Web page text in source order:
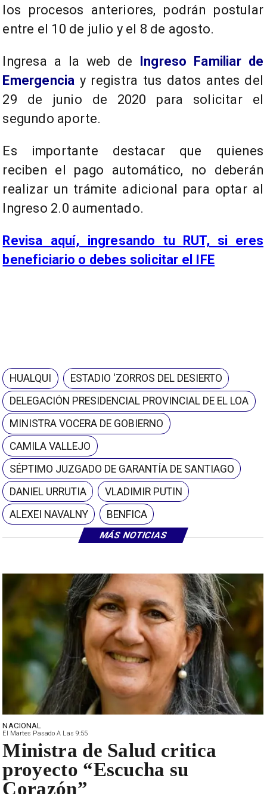
MÁS NOTICIAS
los procesos anteriores, podrán postular
entre el 10 de julio y el 8 de agosto.
Ingresa a la web de Ingreso Familiar de
Emergencia y registra tus datos antes del
29 de junio de 2020 para solicitar el
segundo aporte.
Es importante destacar que quienes
reciben el pago automático, no deberán
realizar un trámite adicional para optar al
Ingreso 2.0 aumentado.
Revisa aquí, ingresando tu RUT, si eres
beneficiario o debes solicitar el IFE
HUALQUI
ESTADIO 'ZORROS DEL DESIERTO
DELEGACIÓN PRESIDENCIAL PROVINCIAL DE EL LOA
MINISTRA VOCERA DE GOBIERNO
CAMILA VALLEJO
SÉPTIMO JUZGADO DE GARANTÍA DE SANTIAGO
DANIEL URRUTIA
VLADIMIR PUTIN
ALEXEI NAVALNY
BENFICA
NACIONAL
El Martes Pasado A Las 9:55
Ministra de Salud critica
proyecto “Escucha su
Corazón”